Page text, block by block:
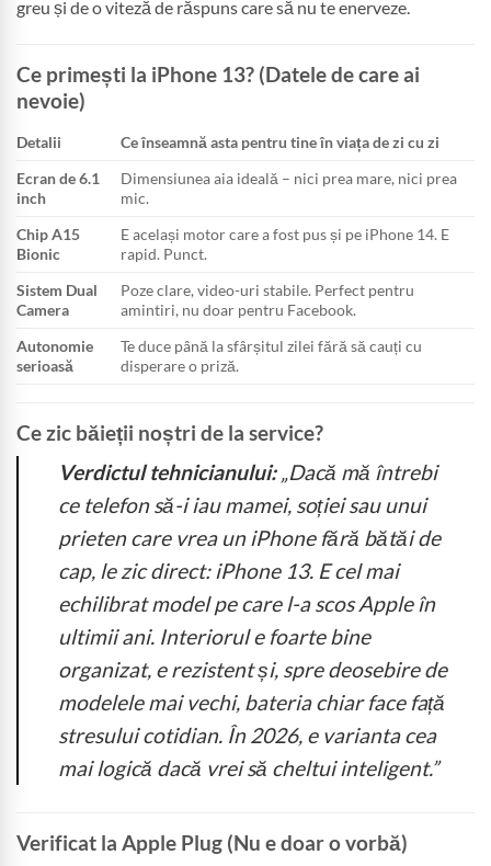
greu și de o viteză de răspuns care să nu te enerveze.
Ce primești la iPhone 13? (Datele de care ai
nevoie)
Detalii
Ce înseamnă asta pentru tine în viața de zi cu zi
Ecran de 6.1
inch
Dimensiunea aia ideală – nici prea mare, nici prea
mic.
Chip A15
Bionic
E același motor care a fost pus și pe iPhone 14. E
rapid. Punct.
Sistem Dual
Camera
Poze clare, video-uri stabile. Perfect pentru
amintiri, nu doar pentru Facebook.
Autonomie
serioasă
Te duce până la sfârșitul zilei fără să cauți cu
disperare o priză.
Ce zic băieții noștri de la service?
Verdictul tehnicianului:„Dacă mă întrebi
ce telefon să-i iau mamei, soției sau unui
prieten care vrea un iPhone fără bătăi de
cap, le zic direct: iPhone 13. E cel mai
echilibrat model pe care l-a scos Apple în
ultimii ani. Interiorul e foarte bine
organizat, e rezistent și, spre deosebire de
modelele mai vechi, bateria chiar face față
stresului cotidian. În 2026, e varianta cea
mai logică dacă vrei să cheltui inteligent.”
Verificat la Apple Plug (Nu e doar o vorbă)